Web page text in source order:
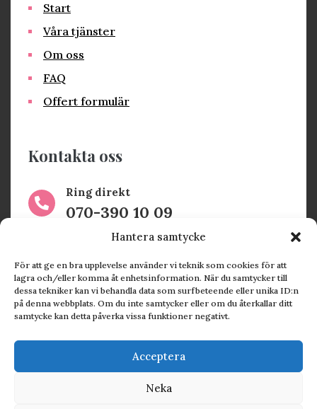
Hantera samtycke
För att ge en bra upplevelse använder vi teknik som cookies för att
lagra och/eller komma åt enhetsinformation. När du samtycker till
dessa tekniker kan vi behandla data som surfbeteende eller unika ID:n
på denna webbplats. Om du inte samtycker eller om du återkallar ditt
samtycke kan detta påverka vissa funktioner negativt.
Acceptera
Neka
Start
Våra tjänster
Om oss
FAQ
Offert formulär
Kontakta oss

Ring direkt
070-390 10 09
jenny@tryggareekonomi.se

Kontorsvägen 12, 246 43